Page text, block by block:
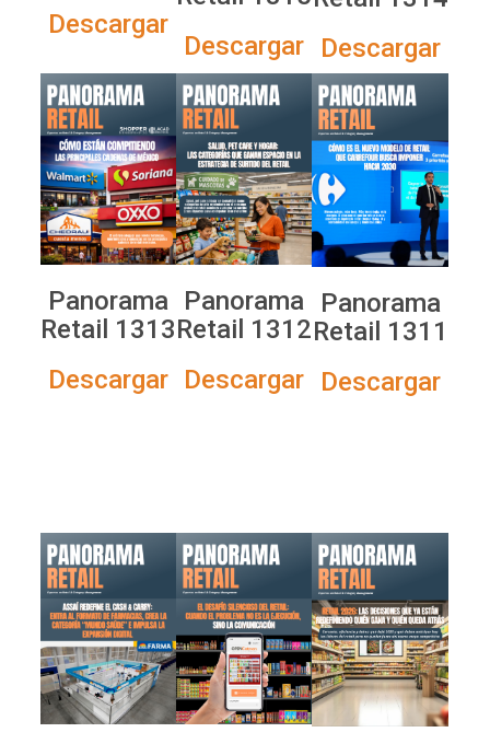
Descargar
Descargar
Descargar
Panorama
Retail 1313
Descargar
Panorama
Retail 1312
Descargar
Panorama
Retail 1311
Descargar